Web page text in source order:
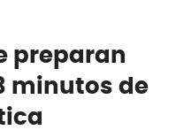
preparan
minutos de